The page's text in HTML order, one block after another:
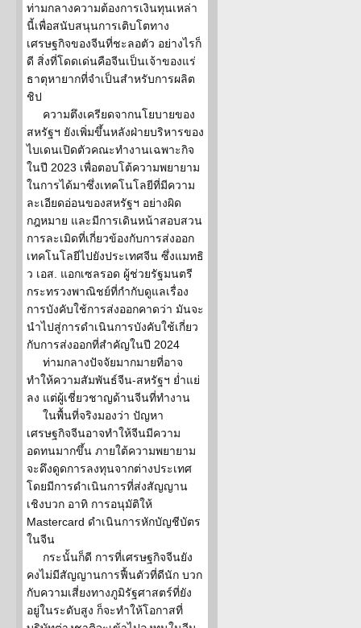
ท่ามกลางความต้องการเงินทุนเหล่า
นี้เพื่อสนับสนุนการเติบโตทาง
เศรษฐกิจของจีนที่ชะลอตัว อย่างไรก็
ดี สิ่งที่โดดเด่นคือจีนเป็นเจ้าของแร่
ธาตุหายากที่จำเป็นสำหรับการผลิต
ชิป
ความตึงเครียดจากนโยบายของ
สหรัฐฯ ยังเพิ่มขึ้นหลังฝ่ายบริหารของ
ไบเดนเปิดตัวคณะทำงานเฉพาะกิจ
ในปี 2023 เพื่อตอบโต้ความพยายาม
ในการได้มาซึ่งเทคโนโลยีที่มีความ
ละเอียดอ่อนของสหรัฐฯ อย่างผิด
กฎหมาย และมีการเดินหน้าสอบสวน
การละเมิดที่เกี่ยวข้องกับการส่งออก
เทคโนโลยีไปยังประเทศจีน ซึ่งแมทธิ
ว เอส. แอกเซลรอด ผู้ช่วยรัฐมนตรี
กระทรวงพาณิชย์ที่กำกับดูแลเรื่อง
การบังคับใช้การส่งออกคาดว่า มันจะ
นำไปสู่การดำเนินการบังคับใช้เกี่ยว
กับการส่งออกที่สำคัญในปี 2024
ท่ามกลางปัจจัยมากมายที่อาจ
ทำให้ความสัมพันธ์จีน-สหรัฐฯ ย่ำแย่
ลง แต่ผู้เชี่ยวชาญด้านจีนที่ทำงาน
ในพื้นที่จริงมองว่า ปัญหา
เศรษฐกิจจีนอาจทำให้จีนมีความ
อดทนมากขึ้น ภายใต้ความพยายาม
จะดึงดูดการลงทุนจากต่างประเทศ
โดยมีการดำเนินการที่ส่งสัญญาน
เชิงบวก อาทิ การอนุมัติให้
Mastercard ดำเนินการหักบัญชีบัตร
ในจีน
กระนั้นก็ดี การที่เศรษฐกิจจีนยัง
คงไม่มีสัญญานการฟื้นตัวที่ดีนัก บวก
กับความเสี่ยงทางภูมิรัฐศาสตร์ที่ยัง
อยู่ในระดับสูง ก็จะทำให้โอกาสที่